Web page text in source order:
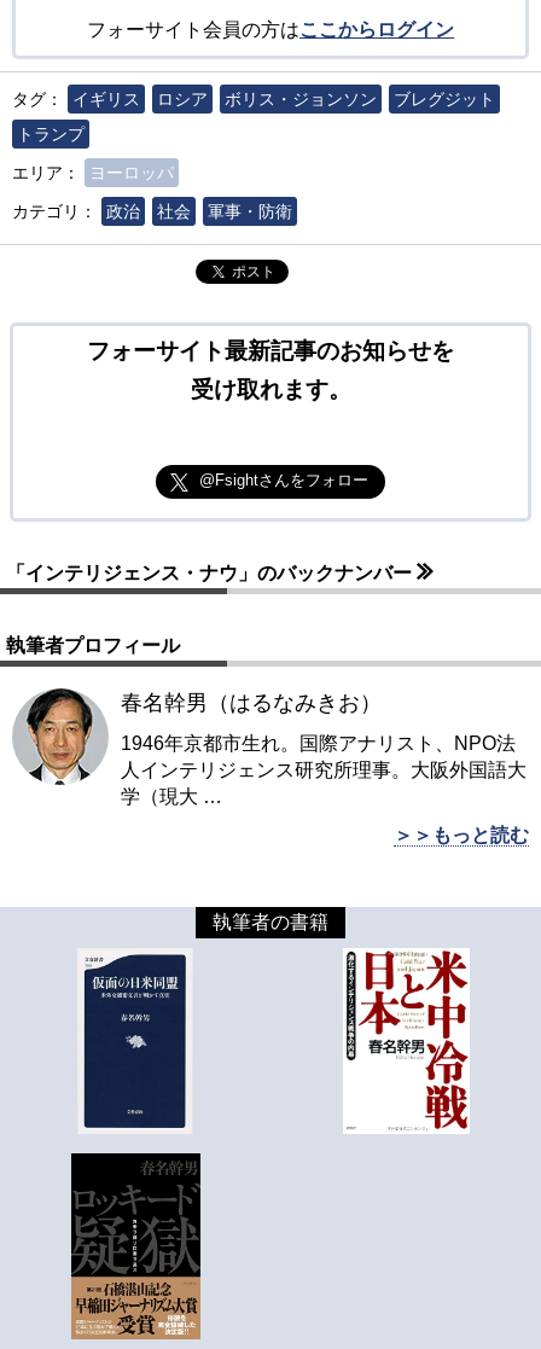
フォーサイト会員の方はここからログイン
タグ： イギリス ロシア ボリス・ジョンソン
ブレグジット
トランプ
エリア：
ヨーロッパ
カテゴリ：
政治 社会 軍事・防衛
ポスト
フォーサイト最新記事のお知らせを
受け取れます。
@Fsightさんをフォロー
「インテリジェンス・ナウ」のバックナンバー
執筆者プロフィール
春名幹男（はるなみきお）
1946年京都市生れ。国際アナリスト、NPO法
人インテリジェンス研究所理事。大阪外国語大
学（現大 …
＞＞もっと読む
執筆者の書籍